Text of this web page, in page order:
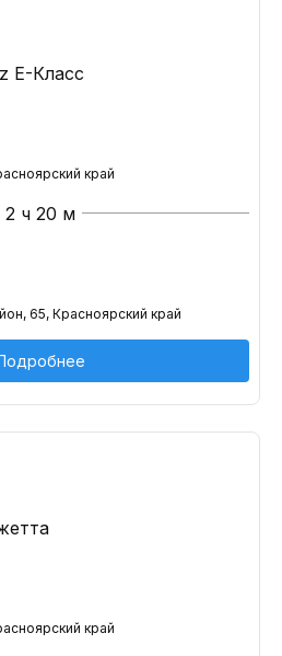
E-Класс
край
2 ч 20 м
65, Красноярский край
край